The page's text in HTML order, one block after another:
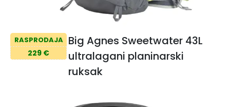
RASPRODAJA
229 €
Big Agnes Sweetwater 43L
ultralagani planinarski
ruksak